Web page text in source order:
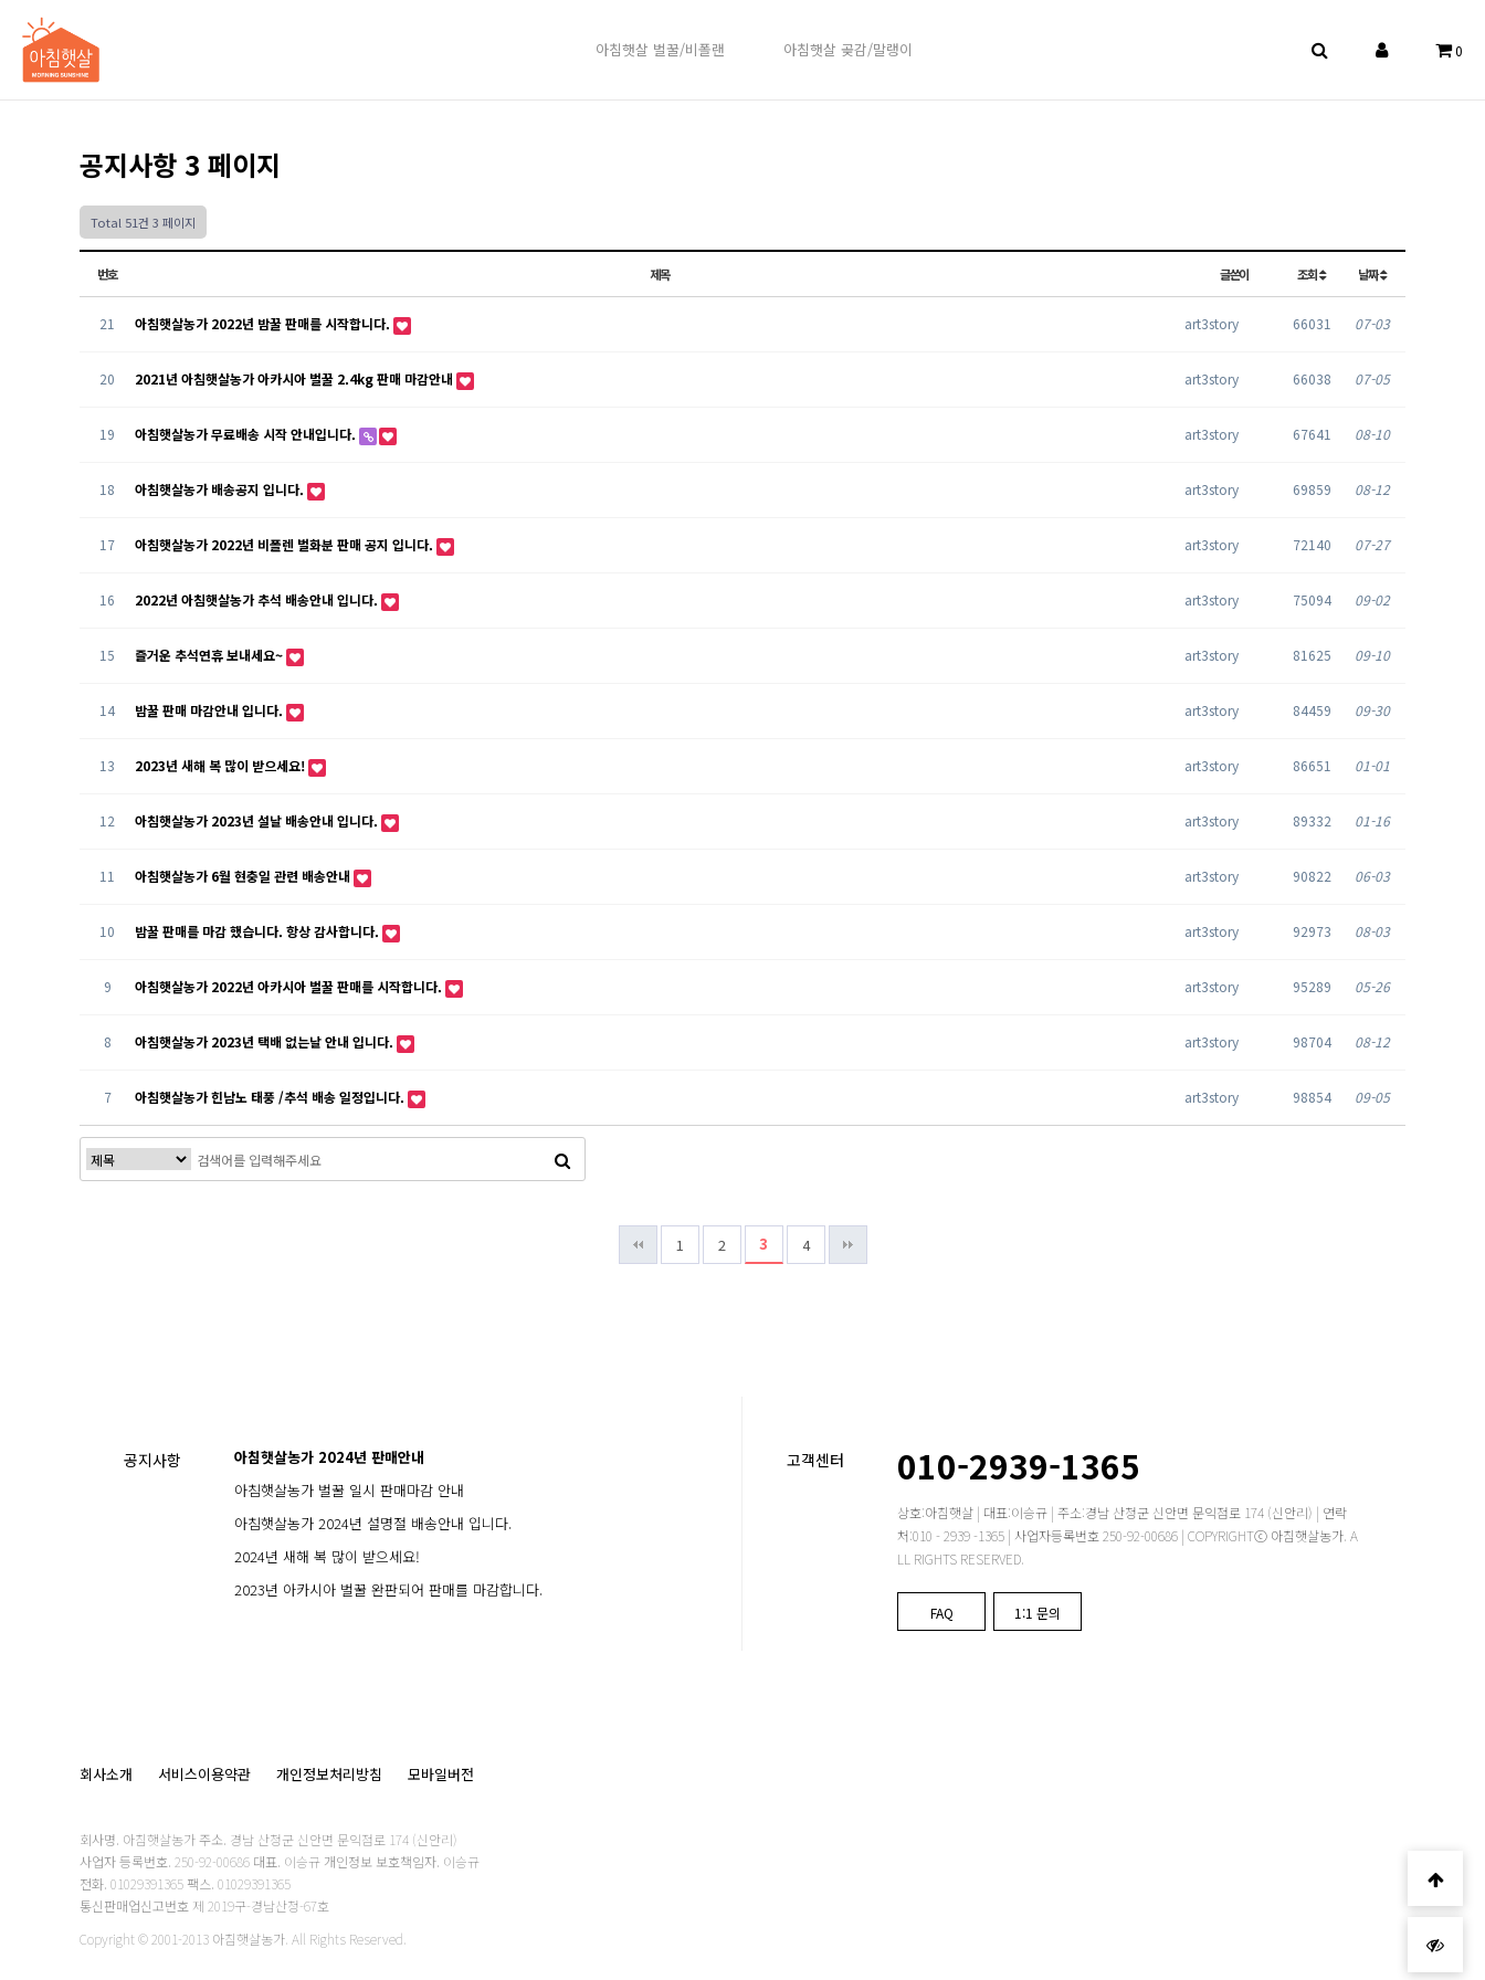
아침햇살 벌꿀/비폴랜 아침햇살 곶감/말랭이 0
공지사항 3 페이지
Total 51건 3 페이지
번호 제목 글쓴이 조회 날짜
21 아침햇살농가 2022년 밤꿀 판매를 시작합니다. art3story 66031 07-03
20 2021년 아침햇살농가 아카시아 벌꿀 2.4kg 판매 마감안내 art3story 66038 07-05
19 아침햇살농가 무료배송 시작 안내입니다. art3story 67641 08-10
18 아침햇살농가 배송공지 입니다. art3story 69859 08-12
17 아침햇살농가 2022년 비폴렌 벌화분 판매 공지 입니다. art3story 72140 07-27
16 2022년 아침햇살농가 추석 배송안내 입니다. art3story 75094 09-02
15 즐거운 추석연휴 보내세요~ art3story 81625 09-10
14 밤꿀 판매 마감안내 입니다. art3story 84459 09-30
13 2023년 새해 복 많이 받으세요! art3story 86651 01-01
12 아침햇살농가 2023년 설날 배송안내 입니다. art3story 89332 01-16
11 아침햇살농가 6월 현충일 관련 배송안내 art3story 90822 06-03
10 밤꿀 판매를 마감 했습니다. 항상 감사합니다. art3story 92973 08-03
9 아침햇살농가 2022년 아카시아 벌꿀 판매를 시작합니다. art3story 95289 05-26
8 아침햇살농가 2023년 택배 없는날 안내 입니다. art3story 98704 08-12
7 아침햇살농가 힌남노 태풍 /추석 배송 일정입니다. art3story 98854 09-05
1 2 3 4
공지사항
아침햇살농가 2024년 판매안내
아침햇살농가 벌꿀 일시 판매마감 안내
아침햇살농가 2024년 설명절 배송안내 입니다.
2024년 새해 복 많이 받으세요!
2023년 아카시아 벌꿀 완판되어 판매를 마감합니다.
고객센터 010-2939-1365
상호:아침햇살 | 대표:이승규 | 주소:경남 산청군 신안면 문익점로 174 (신안리) | 연락
처:010 - 2939 -1365 | 사업자등록번호 250-92-00686 | COPYRIGHTⓒ 아침햇살농가. A
LL RIGHTS RESERVED.
FAQ 1:1 문의
회사소개 서비스이용약관 개인정보처리방침 모바일버전
회사명. 아침햇살농가주소. 경남 산청군 신안면 문익점로 174 (신안리)
사업자 등록번호. 250-92-00686 대표. 이승규 개인정보 보호책임자. 이승규
전화. 01029391365 팩스. 01029391365
통신판매업신고번호 제 2019구-경남산청-67호
Copyright © 2001-2013 아침햇살농가. All Rights Reserved.